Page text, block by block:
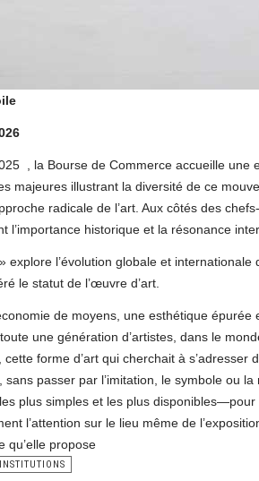
, la Bourse de Commerce accueille une
majeures illustrant la diversité de ce
radicale de l’art. Aux côtés des
l’importance historique et la résonance
explore l’évolution globale et
le statut de l’œuvre d’art.
de moyens, une esthétique
une génération d’artistes, dans le
forme d’art qui cherchait à
passer par l’imitation, le symbole ou
plus simples et les plus
l’attention sur le lieu même de
qu’elle propose